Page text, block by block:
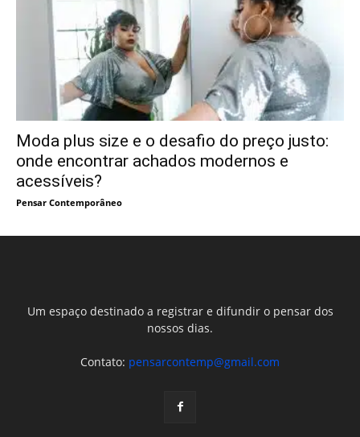
Moda plus size e o desafio do preço justo:
onde encontrar achados modernos e
acessíveis?
Pensar Contemporâneo
Um espaço destinado a registrar e difundir o pensar dos
nossos dias.
Contato: pensarcontemp@gmail.com